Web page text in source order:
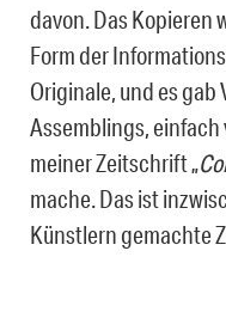
davon. Das Kopieren
Form der
Originale, und es
Assemblings,
meiner Zeitschrift „
mache. Das ist
Künstlern gemachte